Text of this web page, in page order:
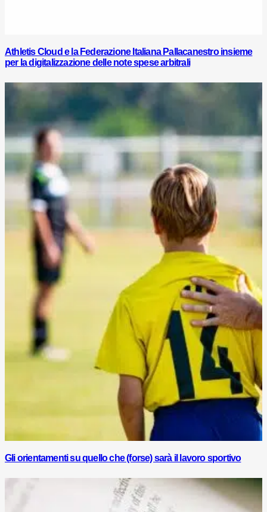
Athletis Cloud e la Federazione Italiana Pallacanestro insieme
per la digitalizzazione delle note spese arbitrali
Gli orientamenti su quello che (forse) sarà il lavoro sportivo